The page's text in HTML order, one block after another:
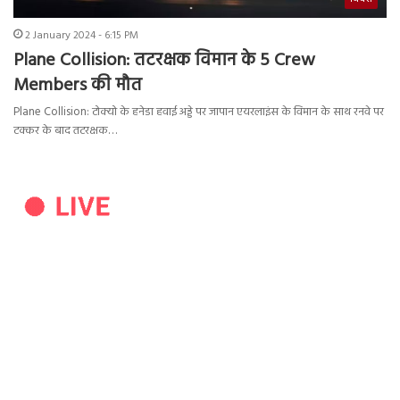
2 January 2024 - 6:15 PM
Plane Collision: तटरक्षक विमान के 5 Crew
Members की मौत
Plane Collision: टोक्यो के हनेडा हवाई अड्डे पर जापान एयरलाइंस के विमान के साथ रनवे पर
टक्कर के बाद तटरक्षक…